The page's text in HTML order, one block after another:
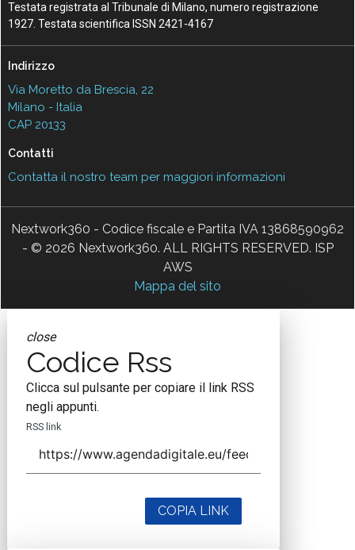
Testata registrata al Tribunale di Milano, numero registrazione
1927. Testata scientifica ISSN 2421-4167
Indirizzo
Via Moretto da Brescia, 22
Milano - Italia
CAP 20133
Contatti
Contatta il nostro team per maggiori informazioni
Nextwork360 - Codice fiscale e Partita IVA 13868590962
- © 2026 Nextwork360. ALL RIGHTS RESERVED. ISP
AWS
Mappa del sito
close
Codice Rss
Clicca sul pulsante per copiare il link RSS
negli appunti.
RSS link
COPIA LINK